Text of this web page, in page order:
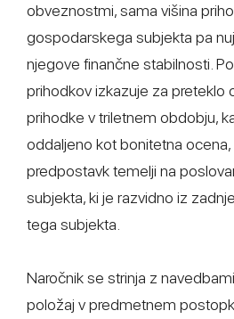
obveznostmi, sama višina
gospodarskega subjekta pa
njegove finančne stabilnosti.
prihodkov izkazuje za preteklo
prihodke v triletnem obdobju,
oddaljeno kot bonitetna
predpostavk temelji na
subjekta, ki je razvidno iz
tega subjekta.
Naročnik se strinja z
položaj v predmetnem